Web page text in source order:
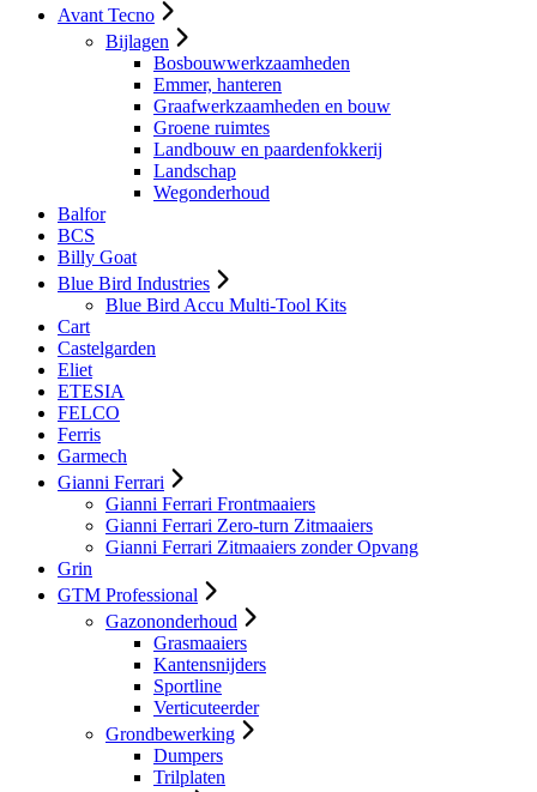
Avant Tecno
Bijlagen
Bosbouwwerkzaamheden
Emmer, hanteren
Graafwerkzaamheden en bouw
Groene ruimtes
Landbouw en paardenfokkerij
Landschap
Wegonderhoud
Balfor
BCS
Billy Goat
Blue Bird Industries
Blue Bird Accu Multi-Tool Kits
Cart
Castelgarden
Eliet
ETESIA
FELCO
Ferris
Garmech
Gianni Ferrari
Gianni Ferrari Frontmaaiers
Gianni Ferrari Zero-turn Zitmaaiers
Gianni Ferrari Zitmaaiers zonder Opvang
Grin
GTM Professional
Gazononderhoud
Grasmaaiers
Kantensnijders
Sportline
Verticuteerder
Grondbewerking
Dumpers
Trilplaten